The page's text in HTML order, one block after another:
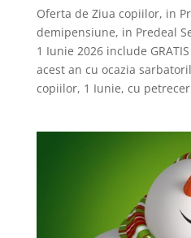
Oferta de Ziua copiilor, in
demipensiune, in Predeal
1 Iunie 2026 include
acest an cu ocazia
copiilor, 1 Iunie, cu